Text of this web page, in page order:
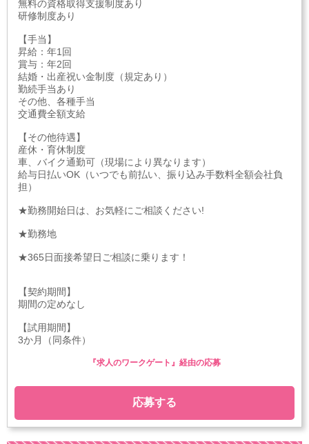
無料の資格取得支援制度あり
研修制度あり
【手当】
昇給：年1回
賞与：年2回
結婚・出産祝い金制度（規定あり）
勤続手当あり
その他、各種手当
交通費全額支給
【その他待遇】
産休・育休制度
車、バイク通勤可（現場により異なります）
給与日払いOK（いつでも前払い、振り込み手数料全額会社負
担）
★勤務開始日は、お気軽にご相談ください!
★勤務地
★365日面接希望日ご相談に乗ります！
【契約期間】
期間の定めなし
【試用期間】
3か月（同条件）
応募する
『求人のワークゲート』経由の応募